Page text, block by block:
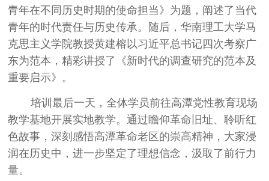
青年在不同历史时期的使命担当》为题，阐述了当代
青年的时代责任与历史传承。随后，华南理工大学马
克思主义学院教授黄建榕以习近平总书记四次考察广
东为范本，精彩讲授了《新时代的调查研究的范本及
重要启示》。
培训最后一天，全体学员前往高潭党性教育现场
教学基地开展实地教学。通过瞻仰革命旧址、聆听红
色故事，深刻感悟高潭革命老区的崇高精神，大家浸
润在历史中，进一步坚定了理想信念，汲取了前行力
量。